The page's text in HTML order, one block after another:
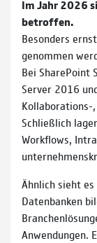
Im Jahr 2026
betroffen.
Besonders
genommen
Bei SharePoint
Server 2016
Schließlich
Workflows,
Ähnlich sieht
Datenbanken
Anwendungen.